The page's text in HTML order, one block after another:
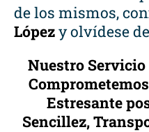
de los mismos,
Lópezy olvídese
Nuestro Servicio
Estresante
Sencillez,